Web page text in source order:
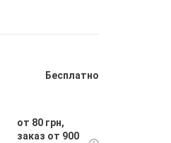
Бесплатно
от 80 грн,
заказ от 900